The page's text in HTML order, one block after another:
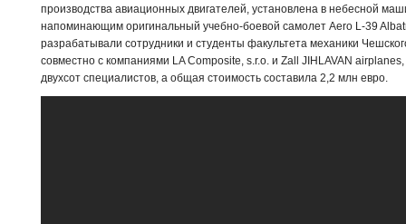
производства авиационных двигателей, установлена в небесной
напоминающим оригинальный учебно-боевой самолет Aero L-39
разрабатывали сотрудники и студенты факультета механики
совместно с компаниями LA Composite, s.r.o. и Zall JIHLAVAN
двухсот специалистов, а общая стоимость составила 2,2 млн евро.